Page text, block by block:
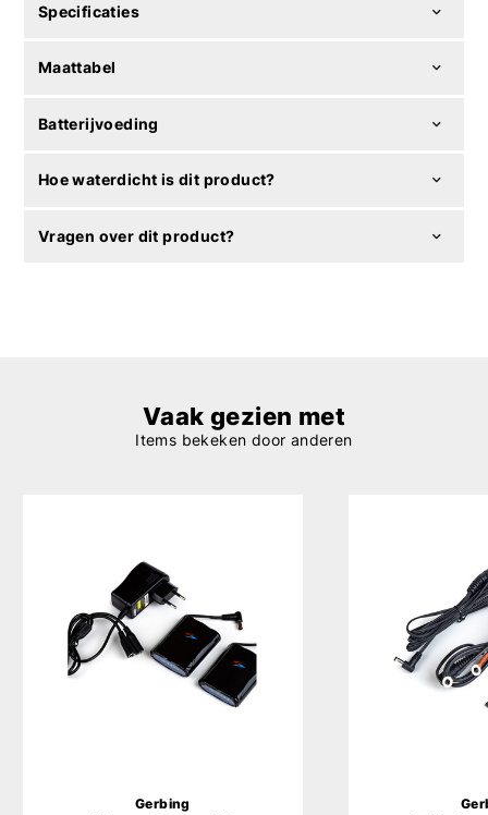
Specificaties
Maattabel
Batterijvoeding
Hoe waterdicht is dit product?
Vragen over dit product?
Vaak gezien met
Items bekeken door anderen
Gerbing